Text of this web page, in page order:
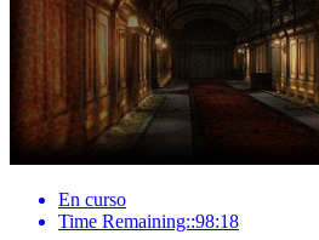
En curso
Time Remaining::98:18